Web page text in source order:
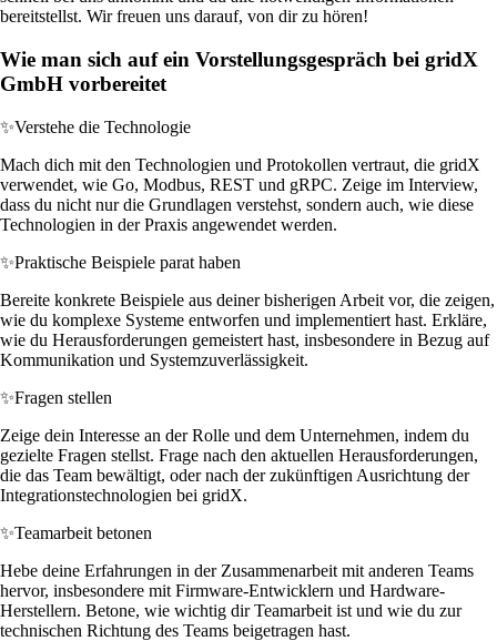
bereitstellst. Wir freuen uns darauf, von dir zu hören!
Wie man sich auf ein Vorstellungsgespräch bei gridX
GmbH vorbereitet
✨Verstehe die Technologie
Mach dich mit den Technologien und Protokollen vertraut, die gridX
verwendet, wie Go, Modbus, REST und gRPC. Zeige im Interview,
dass du nicht nur die Grundlagen verstehst, sondern auch, wie diese
Technologien in der Praxis angewendet werden.
✨Praktische Beispiele parat haben
Bereite konkrete Beispiele aus deiner bisherigen Arbeit vor, die zeigen,
wie du komplexe Systeme entworfen und implementiert hast. Erkläre,
wie du Herausforderungen gemeistert hast, insbesondere in Bezug auf
Kommunikation und Systemzuverlässigkeit.
✨Fragen stellen
Zeige dein Interesse an der Rolle und dem Unternehmen, indem du
gezielte Fragen stellst. Frage nach den aktuellen Herausforderungen,
die das Team bewältigt, oder nach der zukünftigen Ausrichtung der
Integrationstechnologien bei gridX.
✨Teamarbeit betonen
Hebe deine Erfahrungen in der Zusammenarbeit mit anderen Teams
hervor, insbesondere mit Firmware-Entwicklern und Hardware-
Herstellern. Betone, wie wichtig dir Teamarbeit ist und wie du zur
technischen Richtung des Teams beigetragen hast.